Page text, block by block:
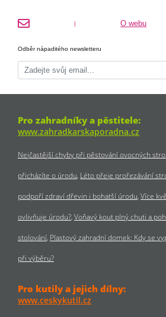
| O webu
Odběr nápaditého newsletteru
Pro zahradníky a pěstitele:
www.zahradkarskaporadna.cz
Nejčastější chyby při pěstování ovocných
přicházíte o úrodu Léto přeje prořezávání
podpoří zdraví dřevin i bohatší úrodu Více
ovlivňuje úrodu? Voňavý kout plný chuti a
stolování Plastový zahradní domek: Kdy se
při výběru?
Pro kutily a jejich dílny:
www.ceskykutil.cz